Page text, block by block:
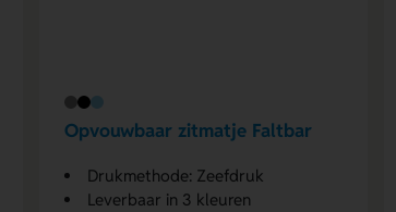
Opvouwbaar zitmatje Faltbar
Drukmethode: Zeefdruk
Leverbaar in 3 kleuren